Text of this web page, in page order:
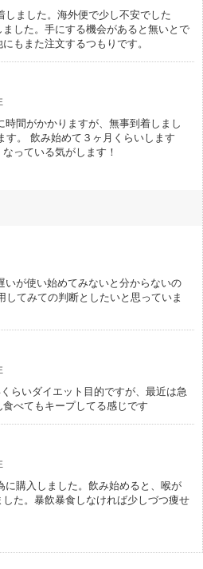
しました。海外便で少し不安でした
した。手にする機会があると無いとで
もまた注文するつもりです。
時間がかかりますが、無事到着しまし
す。 飲み始めて３ヶ月くらいします
っている気がします！
いが使い始めてみないと分からないの
てみての判断としたいと思っていま
らいダイエット目的ですが、最近は急
べてもキープしてる感じです
に購入しました。飲み始めると、喉が
た。暴飲暴食しなければ少しづつ痩せ